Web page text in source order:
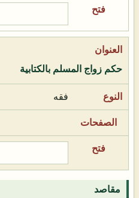
حكم زواج المسلم بالكتابية
فقه
مقاصد